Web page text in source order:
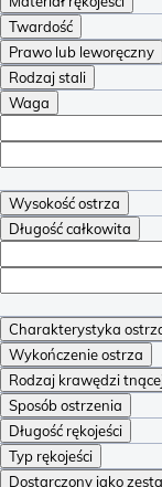
Twardość
Prawo lub leworęczny
Rodzaj stali
Waga
Wysokość ostrza
Długość całkowita
Charakterystyka
Wykończenie ostrza
Rodzaj krawędzi
Sposób ostrzenia
Długość rękojeści
Typ rękojeści
Dostarczony jako